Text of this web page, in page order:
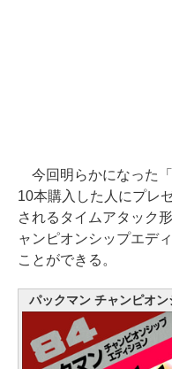
今回明らかになった
10本購入した人にプレ
されるタイムアタック
ャンピオンシップエデ
ことができる。
パックマン チャンピオ